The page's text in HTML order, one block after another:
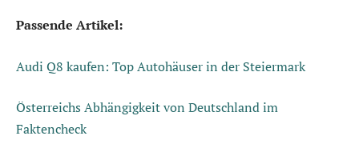
Passende Artikel:
Audi Q8 kaufen: Top Autohäuser in der Steiermark
Österreichs Abhängigkeit von Deutschland im
Faktencheck